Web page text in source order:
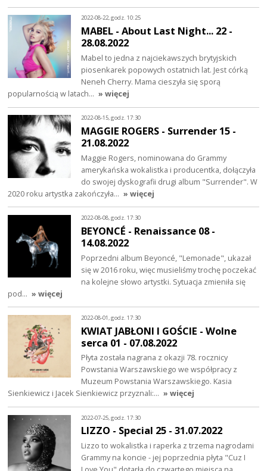
2022-08-22, godz. 10:25
MABEL - About Last Night... 22 -
28.08.2022
Mabel to jedna z najciekawszych brytyjskich
piosenkarek popowych ostatnich lat. Jest córką
Neneh Cherry. Mama cieszyła się sporą
popularnością w latach… » więcej
2022-08-15, godz. 17:30
MAGGIE ROGERS - Surrender 15 -
21.08.2022
Maggie Rogers, nominowana do Grammy
amerykańska wokalistka i producentka, dołączyła
do swojej dyskografii drugi album "Surrender". W
2020 roku artystka zakończyła… » więcej
2022-08-08, godz. 17:30
BEYONCÉ - Renaissance 08 -
14.08.2022
Poprzedni album Beyoncé, "Lemonade", ukazał
się w 2016 roku, więc musieliśmy trochę poczekać
na kolejne słowo artystki. Sytuacja zmieniła się
pod… » więcej
2022-08-01, godz. 17:30
KWIAT JABŁONI I GOŚCIE - Wolne
serca 01 - 07.08.2022
Płyta została nagrana z okazji 78. rocznicy
Powstania Warszawskiego we współpracy z
Muzeum Powstania Warszawskiego. Kasia
Sienkiewicz i Jacek Sienkiewicz przyznali:… » więcej
2022-07-25, godz. 17:30
LIZZO - Special 25 - 31.07.2022
Lizzo to wokalistka i raperka z trzema nagrodami
Grammy na koncie - jej poprzednia płyta "Cuz I